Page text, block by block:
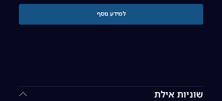
שוניות אילת
למידע נוסף